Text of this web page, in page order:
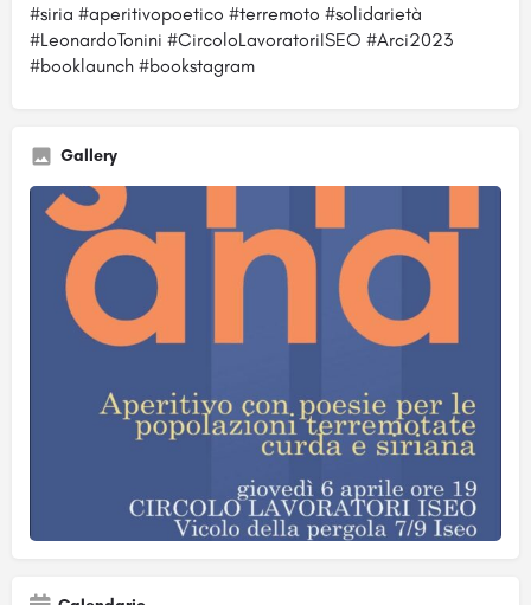
#siria #aperitivopoetico #terremoto #solidarietà
#LeonardoTonini #CircoloLavoratoriISEO #Arci2023
#booklaunch #bookstagram
Gallery